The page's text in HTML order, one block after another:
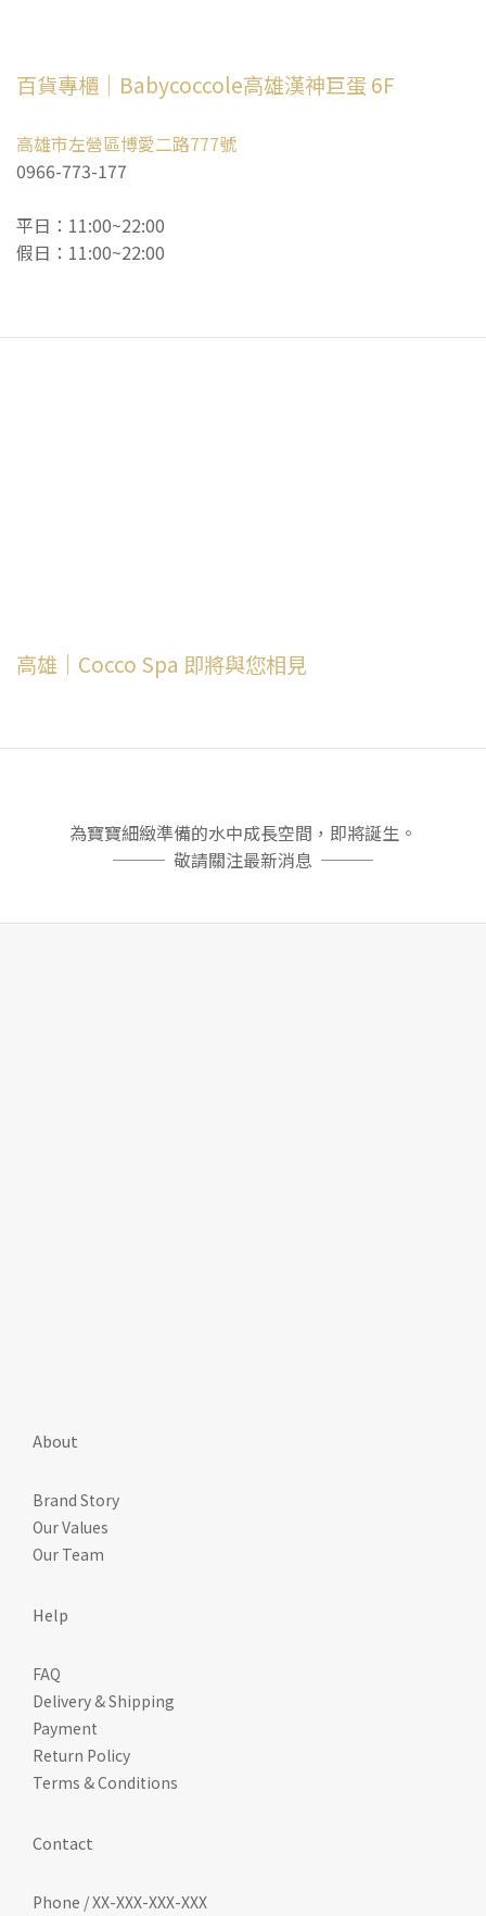
百貨專櫃｜Babycoccole高雄漢神巨蛋 6F
高雄市左營區博愛二路777號
0966-773-177
平日：11:00~22:00
假日：11:00~22:00
高雄｜Cocco Spa 即將與您相見
為寶寶細緻準備的水中成長空間，即將誕生。
─── 敬請關注最新消息 ───
About
Brand Story
Our Values
Our Team
Help
FAQ
Delivery & Shipping
Payment
Return Policy
Terms & Conditions
Contact
Phone / XX-XXX-XXX-XXX